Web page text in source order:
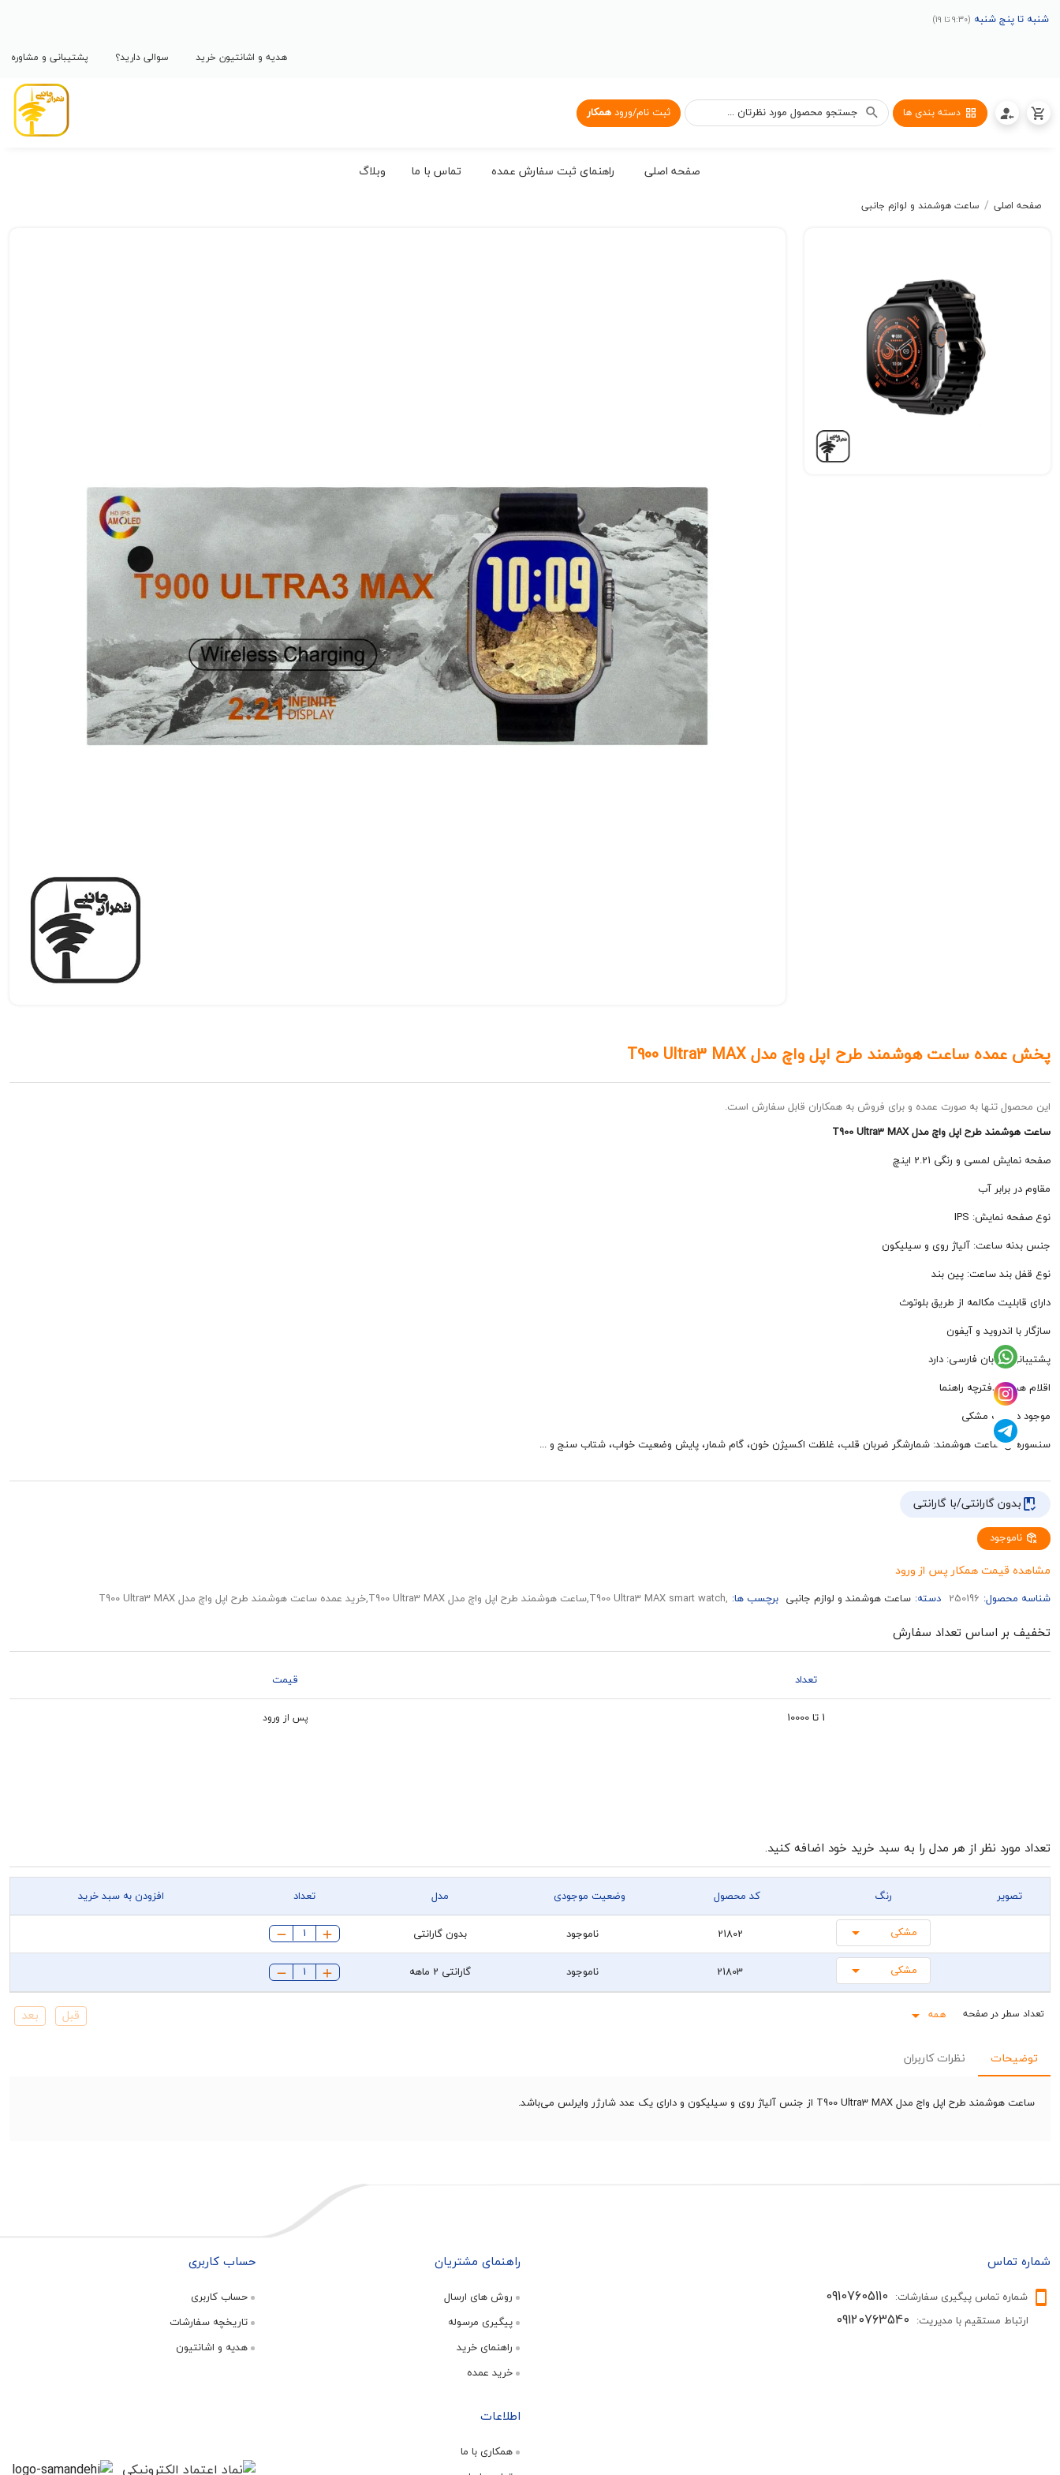
شنبه تا پنج شنبه (9:30 تا 19)
هدیه و اشانتیون خرید سوالی دارید؟ پشتیبانی و مشاوره
دسته بندی ها ثبت نام/ورودهمکار
صفحه اصلی راهنمای ثبت سفارش عمده تماس با ما وبلاگ
صفحه اصلی / ساعت هوشمند و لوازم جانبی
پخش عمده ساعت هوشمند طرح اپل واچ مدل T900 Ultra3 MAX
این محصول تنها به صورت عمده و برای فروش به همکاران قابل سفارش است.
ساعت هوشمند طرح اپل واچ مدل T900 Ultra3 MAX
صفحه نمایش لمسی و رنگی 2.21 اینچ
مقاوم در برابر آب
نوع صفحه نمایش: IPS
جنس بدنه ساعت: آلیاژ روی و سیلیکون
نوع قفل بند ساعت: پین بند
دارای قابلیت مکالمه از طریق بلوتوث
سازگار با اندروید و آیفون
پشتیبانی از زبان فارسی: دارد
اقلام همراه: دفترچه راهنما
موجود در رنگ مشکی
سنسورهای ساعت هوشمند: شمارشگر ضربان قلب، غلظت اکسیژن خون، گام شمار، پایش وضعیت خواب، شتاب سنج و ...
بدون گارانتی/با گارانتی
ناموجود
مشاهده قیمت همکار پس از ورود
شناسه محصول: 250196 دسته: ساعت هوشمند و لوازم جانبی برچسب ها: ,T900 Ultra3 MAX smart watch,ساعت هوشمند طرح اپل واچ مدل T900 Ultra3 MAX,خرید عمده ساعت هوشمند طرح اپل واچ مدل T900 Ultra3 MAX
تخفیف بر اساس تعداد سفارش
تعداد قیمت
1 تا 10000 پس از ورود
تعداد مورد نظر از هر مدل را به سبد خرید خود اضافه کنید.
تصویر رنگ کد محصول وضعیت موجودی مدل تعداد افزودن به سبد خرید
مشکی 21802 ناموجود بدون گارانتی
مشکی 21803 ناموجود گارانتی 2 ماهه
Rows per page: همه
توضیحات نظرات کاربران
ساعت هوشمند طرح اپل واچ مدل T900 Ultra3 MAX از جنس آلیاژ روی و سیلیکون و دارای یک عدد شارژر وایرلس می‌باشد.
شماره تماس
شماره تماس پیگیری سفارشات: 09107605110
ارتباط مستقیم با مدیریت: 09120763540
راهنمای مشتریان
روش های ارسال
پیگیری مرسوله
راهنمای خرید
خرید عمده
حساب کاربری
حساب کاربری
تاریخچه سفارشات
هدیه و اشانتیون
اطلاعات
همکاری با ما